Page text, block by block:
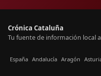
Crónica Cataluña
Tu fuente de información local
España Andalucía Aragón